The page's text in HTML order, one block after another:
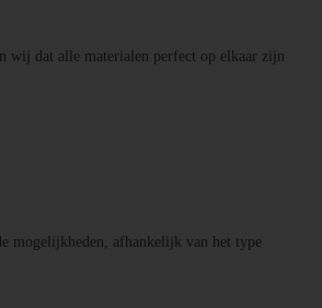
wij dat alle materialen perfect op elkaar zijn
mogelijkheden, afhankelijk van het type